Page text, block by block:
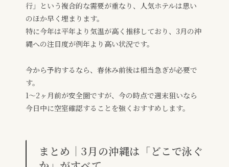
行」という複合的な需要が重なり、人気ホテルは思い
のほか早く埋まります。
特に今年は平年より気温が高く推移しており、3月の沖
縄への注目度が例年より高い状況です。
今から予約するなら、春休み前後は相当急ぎが必要で
す。
1〜2ヶ月前が安全圏ですが、今の時点で週末狙いなら
今日中に空室確認することを強くおすすめします。
まとめ｜3月の沖縄は「どこで泳ぐ